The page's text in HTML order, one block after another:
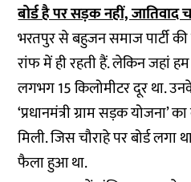
बोर्ड है पर सड़क नहीं,
भरतपुर से बहुजन समाज पार्टी
रांफ में ही रहती हैं. लेकिन जहां
लगभग 15 किलोमीटर दूर था.
‘प्रधानमंत्री ग्राम सड़क योजना’
मिली. जिस चौराहे पर बोर्ड लगा
फैला हुआ था.